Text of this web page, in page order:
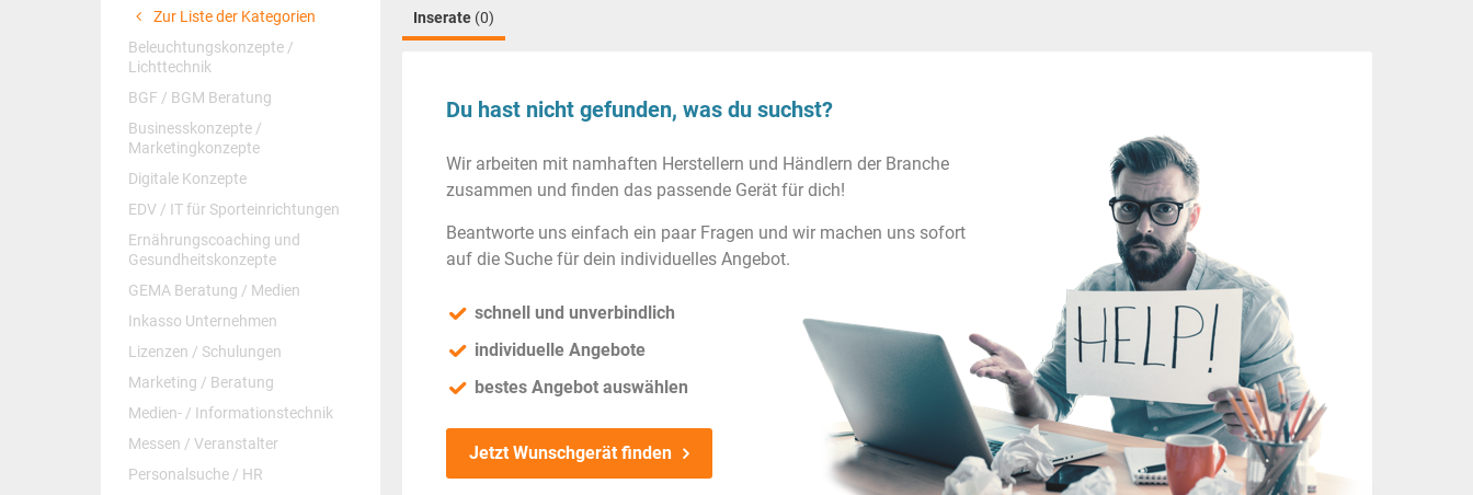
Zur Liste der Kategorien
Beleuchtungskonzepte /
Lichttechnik
BGF / BGM Beratung
Businesskonzepte /
Marketingkonzepte
Digitale Konzepte
EDV / IT für Sporteinrichtungen
Ernährungscoaching und
Gesundheitskonzepte
GEMA Beratung / Medien
Inkasso Unternehmen
Lizenzen / Schulungen
Marketing / Beratung
Medien- / Informationstechnik
Messen / Veranstalter
Personalsuche / HR
Inserate (0)
Du hast nicht gefunden, was du suchst?
Wir arbeiten mit namhaften Herstellern und Händlern der Branche
zusammen und finden das passende Gerät für dich!
Beantworte uns einfach ein paar Fragen und wir machen uns sofort
auf die Suche für dein individuelles Angebot.
schnell und unverbindlich
individuelle Angebote
bestes Angebot auswählen
Jetzt Wunschgerät finden